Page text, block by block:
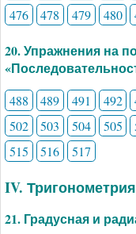
476
478 479 480
20. Упражнения на
488 489 491 492
502
503 504 505
515
516 517
IV. Тригонометрия
21. Градусная и